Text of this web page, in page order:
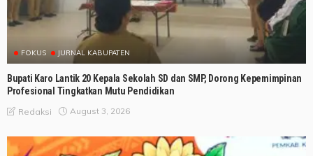
FOKUS JURNAL KABUPATEN
Bupati Karo Lantik 20 Kepala Sekolah SD dan SMP, Dorong Kepemimpinan
Profesional Tingkatkan Mutu Pendidikan
Redaksi August 3, 2026